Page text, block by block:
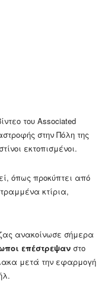
του Associated
στην Πόλη της
εκτοπισμένοι.
όπως προκύπτει από
κτίρια,
ανακοίνωσε σήμερα
επέστρεψαν στο
μετά την εφαρμογή